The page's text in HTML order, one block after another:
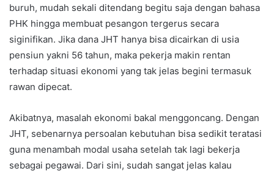
buruh, mudah sekali ditendang begitu saja dengan bahasa
PHK hingga membuat pesangon tergerus secara
siginifikan. Jika dana JHT hanya bisa dicairkan di usia
pensiun yakni 56 tahun, maka pekerja makin rentan
terhadap situasi ekonomi yang tak jelas begini termasuk
rawan dipecat.
Akibatnya, masalah ekonomi bakal menggoncang. Dengan
JHT, sebenarnya persoalan kebutuhan bisa sedikit teratasi
guna menambah modal usaha setelah tak lagi bekerja
sebagai pegawai. Dari sini, sudah sangat jelas kalau